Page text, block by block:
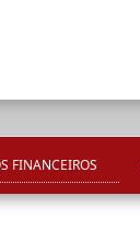
FINANCEIROS